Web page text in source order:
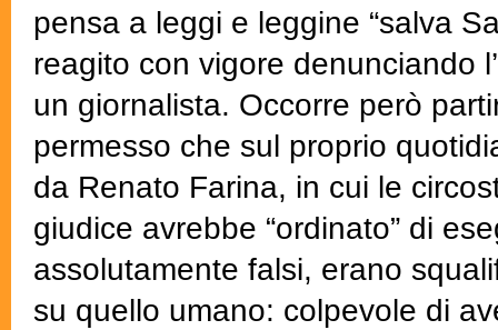
pensa a leggi e leggine “salva
reagito con vigore denunciando
un giornalista. Occorre però
permesso che sul proprio
da Renato Farina, in cui le
giudice avrebbe “ordinato” di
assolutamente falsi, erano
su quello umano: colpevole di